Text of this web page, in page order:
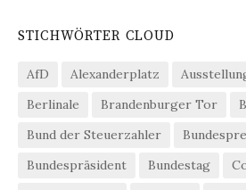
STICHWÖRTER CLOUD
AfD Alexanderplatz
Berlinale
Brandenburger Tor
Bund der Steuerzahler
Bundespräsident
Bundestag